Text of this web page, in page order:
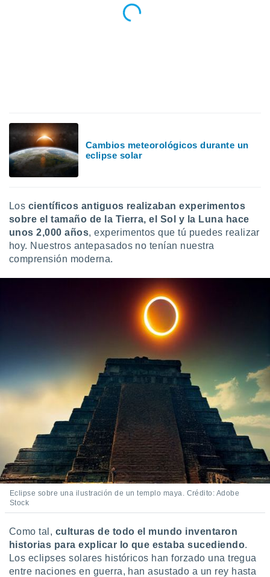
Cambios meteorológicos durante un
eclipse solar
Los científicos antiguos realizaban experimentos
sobre el tamaño de la Tierra, el Sol y la Luna hace
unos 2,000 años, experimentos que tú puedes realizar
hoy. Nuestros antepasados no tenían nuestra
comprensión moderna.
Eclipse sobre una ilustración de un templo maya. Crédito: Adobe
Stock
Como tal, culturas de todo el mundo inventaron
historias para explicar lo que estaba sucediendo.
Los eclipses solares históricos han forzado una tregua
entre naciones en guerra, han asustado a un rey hasta